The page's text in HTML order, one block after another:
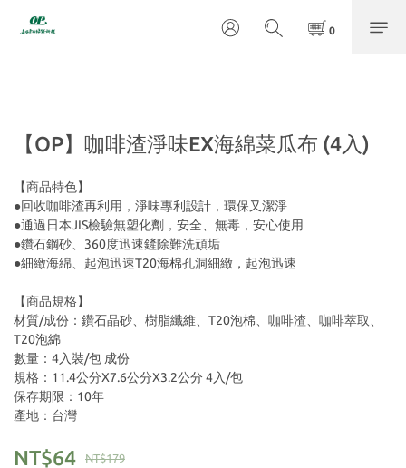
【OP】咖啡渣淨味EX海綿菜瓜布 (4入)
【商品特色】
●回收咖啡渣再利用，淨味專利設計，環保又潔淨
●通過日本JIS檢驗無塑化劑，安全、無毒，安心使用
●鑽石鋼砂、360度迅速鏟除難洗頑垢
●細緻海綿、起泡迅速T20海棉孔洞細緻，起泡迅速
【商品規格】
材質/成份：鑽石晶砂、樹脂纖維、T20泡棉、咖啡渣、咖啡萃取、
T20泡綿
數量：4入裝/包 成份
規格：11.4公分X7.6公分X3.2公分 4入/包
保存期限：10年
產地：台灣
NT$179
NT$64